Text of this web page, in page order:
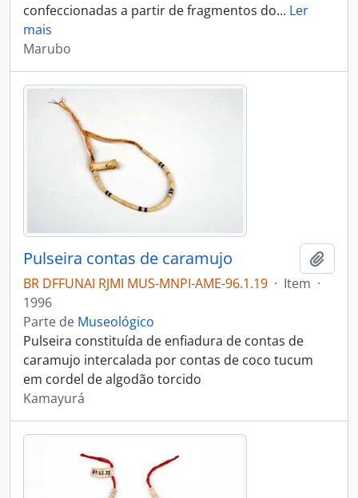
confeccionadas a partir de fragmentos do… Ler
mais
Marubo
Pulseira contas de caramujo
BR DFFUNAI RJMI MUS-MNPI-AME-96.1.19 · Item ·
1996
Parte de Museológico
Pulseira constituída de enfiadura de contas de
caramujo intercalada por contas de coco tucum
em cordel de algodão torcido
Kamayurá